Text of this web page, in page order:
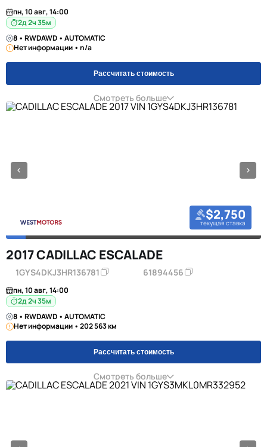
пн, 10 авг, 14:00
2д 2ч 35м
8 • RWDAWD • AUTOMATIC
Нет информации • n/a
Рассчитать стоимость
Смотреть больше
$2,750
текущая ставка
2017 CADILLAC ESCALADE
1GYS4DKJ3HR136781 61894456
пн, 10 авг, 14:00
2д 2ч 35м
8 • RWDAWD • AUTOMATIC
Нет информации • 202 563 км
Рассчитать стоимость
Смотреть больше